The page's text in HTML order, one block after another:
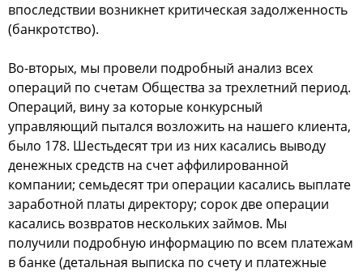
впоследствии возникнет критическая задолженность
(банкротство).
Во-вторых, мы провели подробный анализ всех
операций по счетам Общества за трехлетний период.
Операций, вину за которые конкурсный
управляющий пытался возложить на нашего клиента,
было 178. Шестьдесят три из них касались выводу
денежных средств на счет аффилированной
компании; семьдесят три операции касались выплате
заработной платы директору; сорок две операции
касались возвратов нескольких займов. Мы
получили подробную информацию по всем платежам
в банке (детальная выписка по счету и платежные